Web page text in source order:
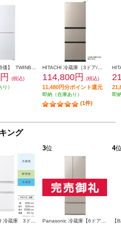
(税込)
）
114,800円 (税込)
11,480円分ポイント還元
即納（在庫あり）
(1件)
即
ング
3位 4